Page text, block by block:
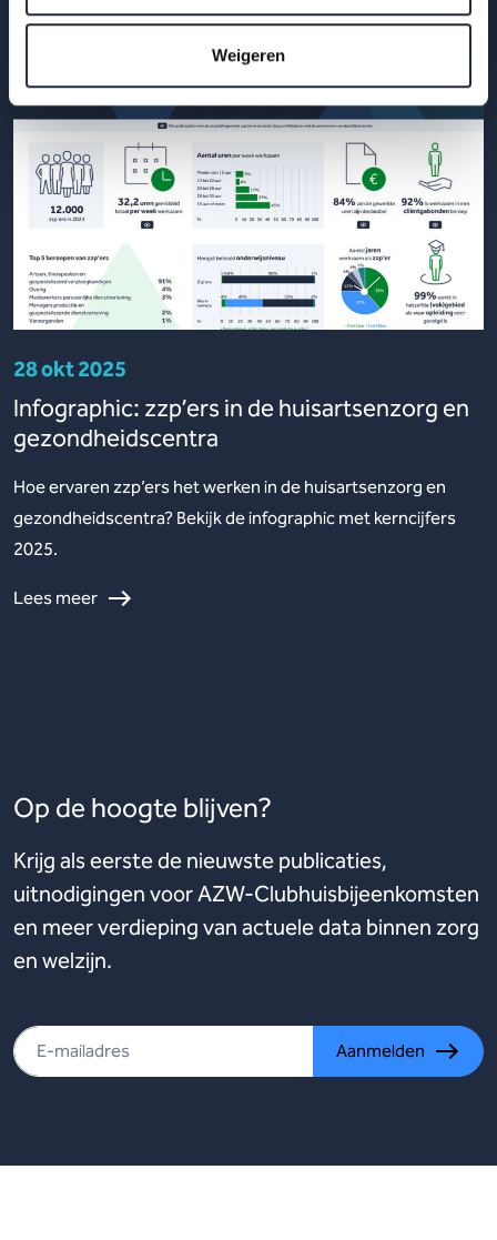
Weigeren
28 okt 2025
Infographic: zzp’ers in de huisartsenzorg en
gezondheidscentra
Hoe ervaren zzp’ers het werken in de huisartsenzorg en
gezondheidscentra? Bekijk de infographic met kerncijfers
2025.
Lees meer
Op de hoogte blijven?
Krijg als eerste de nieuwste publicaties,
uitnodigingen voor AZW-Clubhuisbijeenkomsten
en meer verdieping van actuele data binnen zorg
en welzijn.
Aanmelden